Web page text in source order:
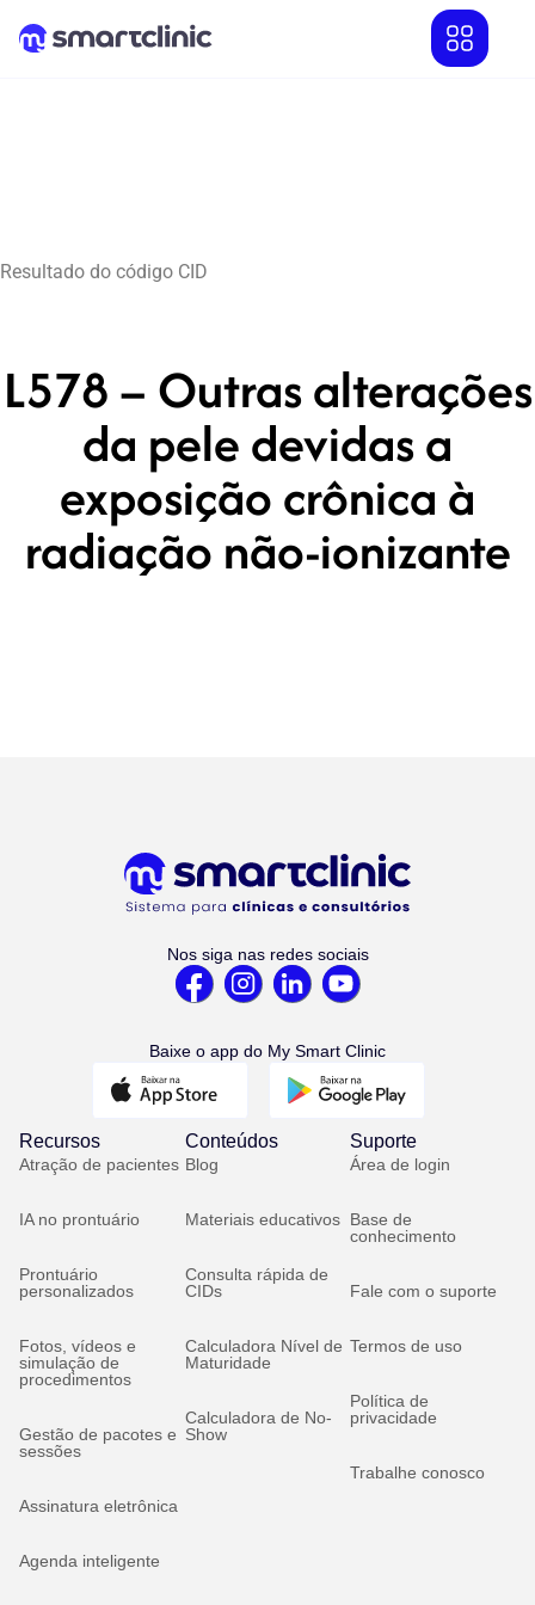
Resultado do código CID
L578 – Outras alterações
da pele devidas a
exposição crônica à
radiação não-ionizante
Nos siga nas redes sociais
Baixe o app do My Smart Clinic
Recursos
Atração de pacientes
IA no prontuário
Prontuário
personalizados
Fotos, vídeos e
simulação de
procedimentos
Gestão de pacotes e
sessões
Assinatura eletrônica
Agenda inteligente
Conteúdos
Blog
Materiais educativos
Consulta rápida de
CIDs
Calculadora Nível de
Maturidade
Calculadora de No-
Show
Suporte
Área de login
Base de
conhecimento
Fale com o suporte
Termos de uso
Política de
privacidade
Trabalhe conosco